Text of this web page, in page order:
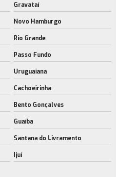
Gravataí
Novo Hamburgo
Rio Grande
Passo Fundo
Uruguaiana
Cachoeirinha
Bento Gonçalves
Guaíba
Santana do Livramento
Ijuí